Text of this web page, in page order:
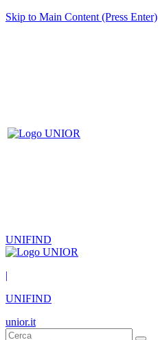
Skip to Main Content (Press Enter)
UNIFIND
|
UNIFIND
unior.it